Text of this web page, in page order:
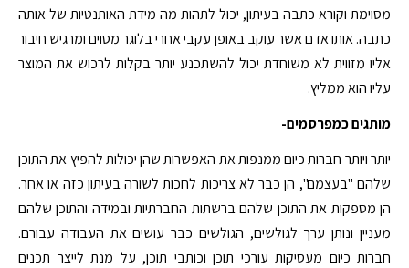
מסוימת וקורא כתבה בעיתון, יכול לתהות מה מידת האותנטיות של אותה
כתבה. אותו אדם אשר עוקב באופן עקבי אחרי בלוגר מסוים ומרגיש חיבור
אליו מזווית לא משוחדת יכול להשתכנע יותר בקלות לרכוש את המוצר
עליו הוא ממליץ.
מותגים כמפרסמים-
יותר ויותר חברות כיום ממנפות את האפשרות שהן יכולות להפיץ את התוכן
שלהם "בעצמם", הן כבר לא צריכות לחכות לשורה בעיתון כזה או אחר.
הן מספקות את התוכן שלהם ברשתות החברתיות ובמידה והתוכן שלהם
מעניין ונותן ערך לגולשים, הגולשים כבר עושים את העבודה עבורם.
חברות כיום מעסיקות עורכי תוכן וכותבי תוכן, על מנת לייצר תכנים